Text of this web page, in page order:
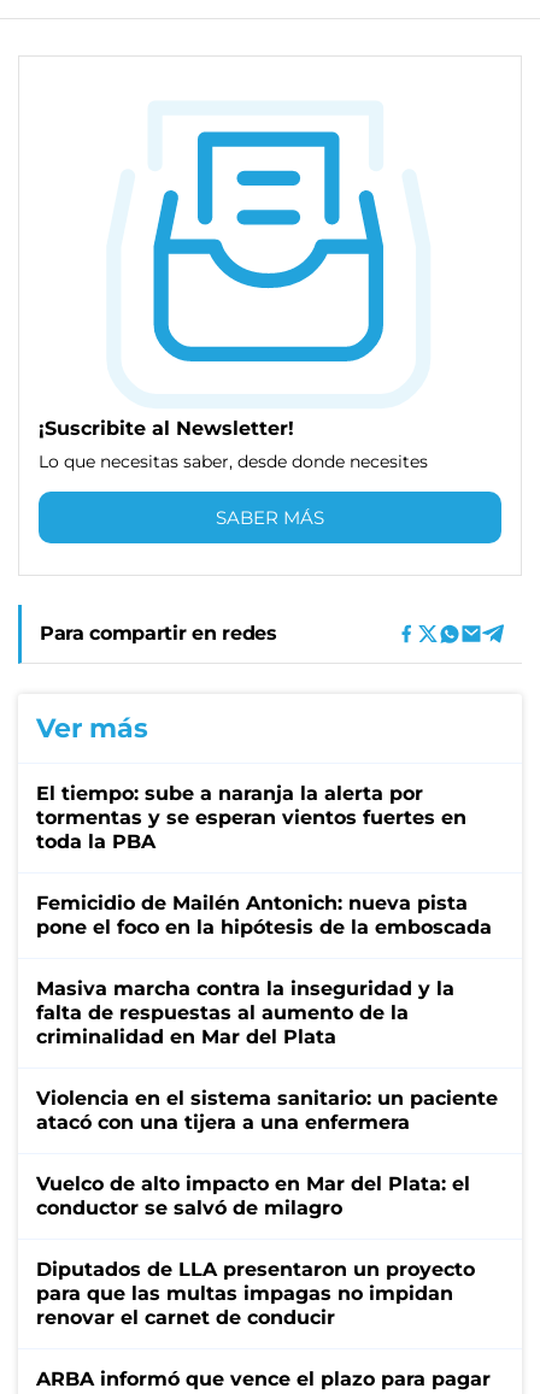
¡Suscribite al Newsletter!
Lo que necesitas saber, desde donde necesites
SABER MÁS
Para compartir en redes
Ver más
El tiempo: sube a naranja la alerta por
tormentas y se esperan vientos fuertes en
toda la PBA
Femicidio de Mailén Antonich: nueva pista
pone el foco en la hipótesis de la emboscada
Masiva marcha contra la inseguridad y la
falta de respuestas al aumento de la
criminalidad en Mar del Plata
Violencia en el sistema sanitario: un paciente
atacó con una tijera a una enfermera
Vuelco de alto impacto en Mar del Plata: el
conductor se salvó de milagro
Diputados de LLA presentaron un proyecto
para que las multas impagas no impidan
renovar el carnet de conducir
ARBA informó que vence el plazo para pagar